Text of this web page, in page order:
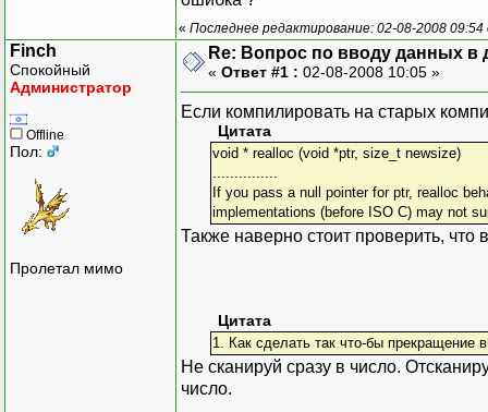
for(i=counter-1;
printf("%d
r=sizeof(pArray);
printf("%d",r);
free(pArray);
« Последнее редактирование: 02-08-2008
Finch
Спокойный
Администратор
Offline
Пол:
Пролетал мимо
Re: Вопрос по вводу данных в
« Ответ #1 : 02-08-2008 10:05 »
Если компилировать на старых
Цитата
void * realloc (void *ptr, size_t newsize)
If you pass a null pointer for ptr, realloc
implementations (before ISO C) may not
Также наверно стоит проверить, что
Цитата
1. Как сделать так что-бы прекращение
Не сканируй сразу в число.
число.